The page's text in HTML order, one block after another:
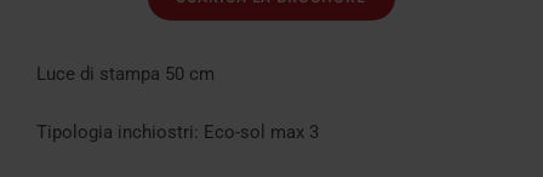
Luce di stampa 50 cm
Tipologia inchiostri: Eco-sol max 3